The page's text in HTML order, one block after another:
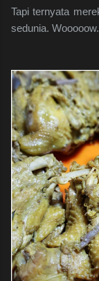
Tapi ternyata
sedunia. Wooooow.